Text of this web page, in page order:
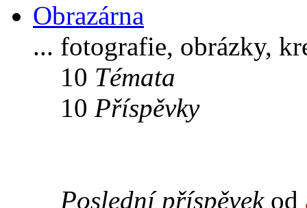
Obrazárna
... fotografie, obrázky,
10 Témata
10 Příspěvky
Poslední příspěvekod